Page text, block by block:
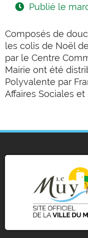
Publié le
Composés de
les colis de Noël
par le Centre
Mairie ont été
Polyvalente par
Affaires Sociales